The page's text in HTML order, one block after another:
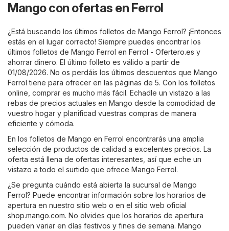
Mango con ofertas en Ferrol
¿Está buscando los últimos folletos de Mango Ferrol? ¡Entonces
estás en el lugar correcto! Siempre puedes encontrar los
últimos folletos de Mango Ferrol en Ferrol - Ofertero.es y
ahorrar dinero. El último folleto es válido a partir de
01/08/2026. No os perdáis los últimos descuentos que Mango
Ferrol tiene para ofrecer en las páginas de 5. Con los folletos
online, comprar es mucho más fácil. Echadle un vistazo a las
rebas de precios actuales en Mango desde la comodidad de
vuestro hogar y planificad vuestras compras de manera
eficiente y cómoda.
En los folletos de Mango en Ferrol encontrarás una amplia
selección de productos de calidad a excelentes precios. La
oferta está llena de ofertas interesantes, así que eche un
vistazo a todo el surtido que ofrece Mango Ferrol.
¿Se pregunta cuándo está abierta la sucursal de Mango
Ferrol? Puede encontrar información sobre los horarios de
apertura en nuestro sitio web o en el sitio web oficial
shop.mango.com. No olvides que los horarios de apertura
pueden variar en días festivos y fines de semana. Mango